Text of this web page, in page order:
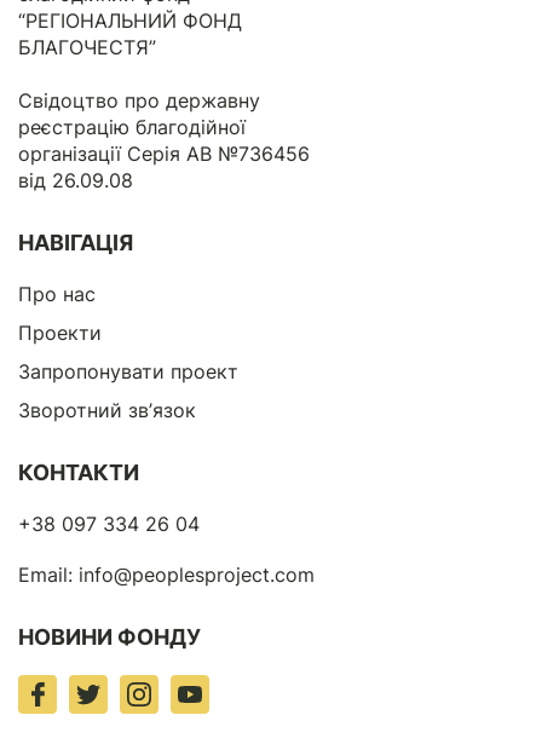
“РЕГІОНАЛЬНИЙ ФОНД
БЛАГОЧЕСТЯ”
Свідоцтво про державну
реєстрацію благодійної
організації Серія АВ №736456
від 26.09.08
НАВІГАЦІЯ
Про нас
Проекти
Запропонувати проект
Зворотний зв’язок
КОНТАКТИ
+38 097 334 26 04
Email: info@peoplesproject.com
НОВИНИ ФОНДУ